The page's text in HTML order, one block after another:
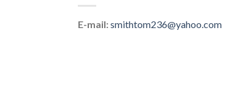
E-mail:smithtom236@yahoo.com